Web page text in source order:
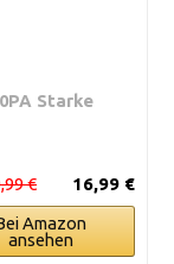
Starke
16,99 €
€
Amazon
ansehen